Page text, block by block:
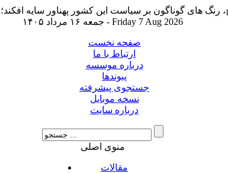
جمعه ۱۶ مرداد ۱۴۰۵ - Friday 7 Aug 2026
صفحه نخست
ارتباط با ما
درباره موسسه
پیوندها
جستجوی پیشرفته
نسخه موبایل
درباره سایت
منوی اصلی
مقالات